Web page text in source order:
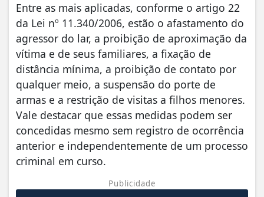
Entre as mais aplicadas, conforme o artigo 22
da Lei nº 11.340/2006, estão o afastamento do
agressor do lar, a proibição de aproximação da
vítima e de seus familiares, a fixação de
distância mínima, a proibição de contato por
qualquer meio, a suspensão do porte de
armas e a restrição de visitas a filhos menores.
Vale destacar que essas medidas podem ser
concedidas mesmo sem registro de ocorrência
anterior e independentemente de um processo
criminal em curso.
Publicidade